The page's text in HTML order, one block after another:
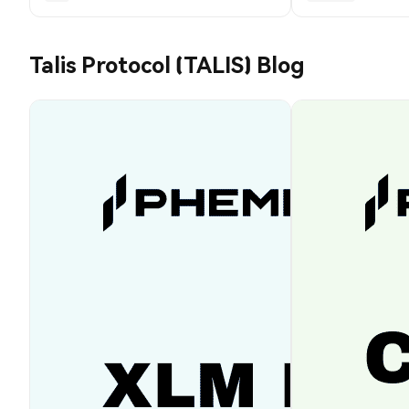
Talis Protocol (TALIS) Blog